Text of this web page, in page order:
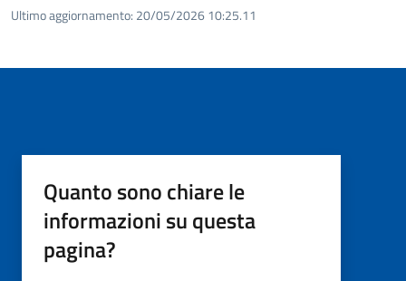
Ultimo aggiornamento: 20/05/2026 10:25.11
Quanto sono chiare le
informazioni su questa
pagina?